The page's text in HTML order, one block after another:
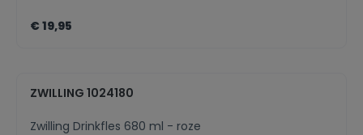
€ 19,95
ZWILLING 1024180
Zwilling Drinkfles 680 ml - roze